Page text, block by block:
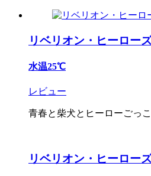
リベリオン・ヒーロー
水温25℃
レビュー
青春と柴犬とヒーローごっ
リベリオン・ヒーロー